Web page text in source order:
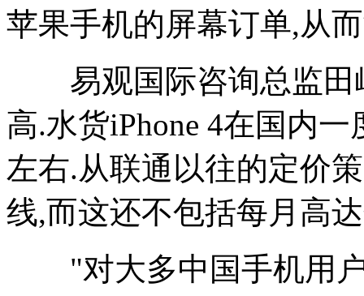
苹果手机的屏幕订单,从
易观国际咨询总监田
高.水货iPhone 4在国内
左右.从联通以往的定价
线,而这还不包括每月高
"对大多中国手机用户